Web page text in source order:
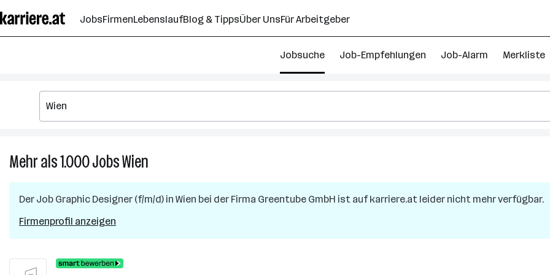
Seiteninhalt
springen
JobsFirmenLebenslaufBlog & TippsÜber UnsFür Arbeitgeber
Jobsuche Job-Empfehlungen Job-Alarm Merkliste
Mehr als 1.000JobsWien
Jobs
Der Job Graphic Designer (f/m/d) in Wien bei der Firma Greentube GmbH ist auf karriere.at leider nicht mehr verfügbar.
Firmenprofil anzeigen